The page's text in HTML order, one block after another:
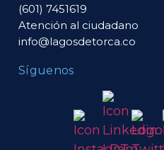
(601) 7451619
Atención al ciudadano
info@lagosdetorca.co
Síguenos